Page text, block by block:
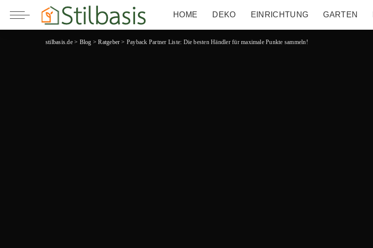
HOME DEKO EINRICHTUNG GARTEN
stilbasis.de> Blog >Ratgeber > Payback Partner Liste: Die besten Händler für maximale Punkte sammeln!